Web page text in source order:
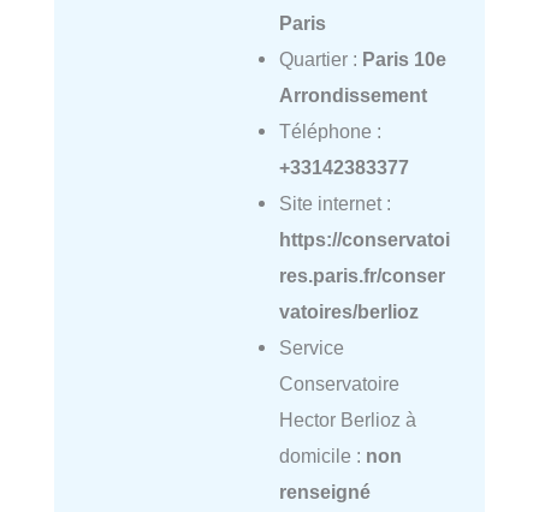
Paris
Quartier : Paris 10e
Arrondissement
Téléphone :
+33142383377
Site internet :
https://conservatoi
res.paris.fr/conser
vatoires/berlioz
Service
Conservatoire
Hector Berlioz à
domicile : non
renseigné